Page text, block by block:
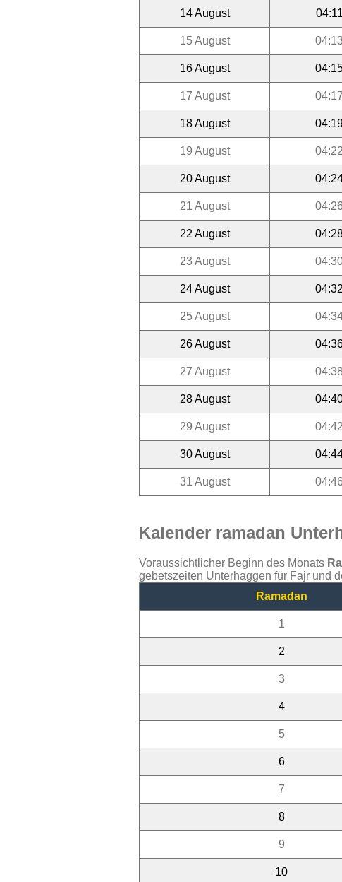
14 August 04:11
15 August 04:13
16 August
17 August 04:17
18 August
19 August 04:22
20 August
21 August 04:26
22 August
23 August
24 August 04:32
25 August
26 August
27 August 04:38
28 August
29 August 04:42
30 August
31 August 04:46
Kalender ramadan
Voraussichtlicher Beginn des Monats
gebetszeiten Unterhaggen für Fajr und
Ramadan
1
2
3
4
5
6
7
8
9
10